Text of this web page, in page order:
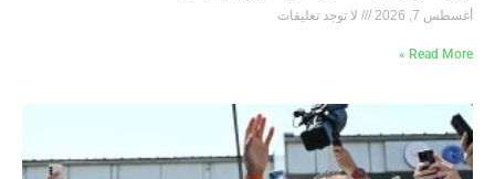
أغسطس 7, 2026 لا توجد تعليقات
Read More »